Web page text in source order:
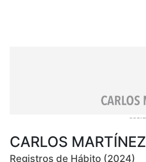
CARLOS MARTÍNEZ
Registros de Hábito (2024)